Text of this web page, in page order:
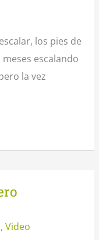
los pies de
escalando
la vez
,Video